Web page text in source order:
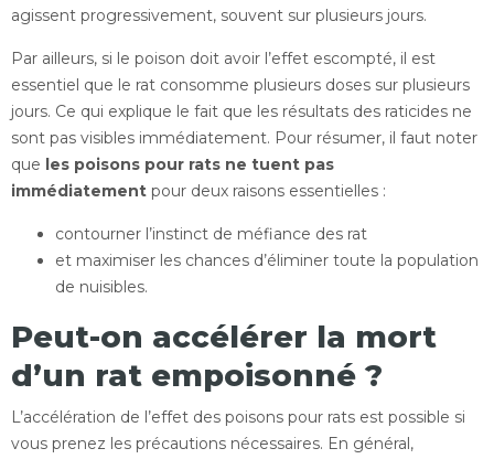
agissent progressivement, souvent sur plusieurs jours.
Par ailleurs, si le poison doit avoir l’effet escompté, il est
essentiel que le rat consomme plusieurs doses sur plusieurs
jours. Ce qui explique le fait que les résultats des raticides ne
sont pas visibles immédiatement. Pour résumer, il faut noter
que les poisons pour rats ne tuent pas
immédiatement pour deux raisons essentielles :
contourner l’instinct de méfiance des rat
et maximiser les chances d’éliminer toute la population
de nuisibles.
Peut-on accélérer la mort
d’un rat empoisonné ?
L’accélération de l’effet des poisons pour rats est possible si
vous prenez les précautions nécessaires. En général,